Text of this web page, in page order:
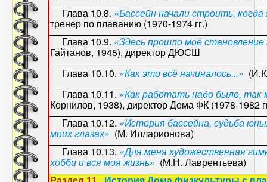
Глава 10.8. «Бассейн начали строить,
тренер по плаванию (1970-1974 гг.)
Глава 10.9. «Здесь прошло моё
Гайтанов, 1945), директор ДЮСШ
Глава 10.10. «Как это всё начиналось...»
Глава 10.11. «Как работать надо было, так
Корнилов, 1938), директор Дома ФК (1978-1982
Глава 10.12. «История бассейна, судьба
моих глазах» (М. Илларионова)
Глава 10.13. «Для меня художественная
хобби и вся моя жизнь» (М.Н. Лаврентьева)